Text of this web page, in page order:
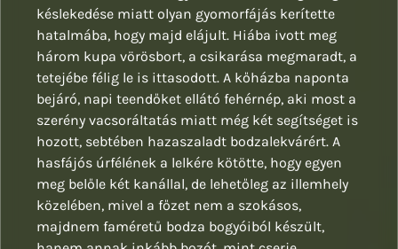
késlekedése miatt olyan gyomorfájás kerítette
hatalmába, hogy majd elájult. Hiába ivott meg
három kupa vörösbort, a csikarása megmaradt, a
tetejébe félig le is ittasodott. A kőházba naponta
bejáró, napi teendőket ellátó fehérnép, aki most a
szerény vacsoráltatás miatt még két segítséget is
hozott, sebtében hazaszaladt bodzalekvárért. A
hasfájós úrfélének a lelkére kötötte, hogy egyen
meg belőle két kanállal, de lehetőleg az illemhely
közelében, mivel a főzet nem a szokásos,
majdnem faméretű bodza bogyóiból készült,